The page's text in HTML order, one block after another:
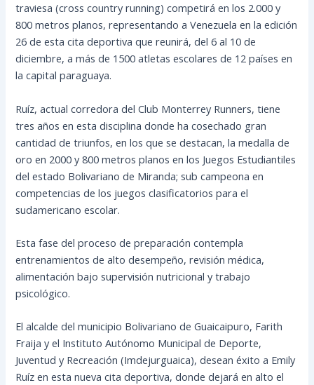
traviesa (cross country running)competirá en los 2.000 y
800 metros planos, representando a Venezuela en la edición
26 de esta cita deportiva que reunirá, del 6 al 10 de
diciembre, a más de 1500 atletas escolares de 12 países en
la capital paraguaya.
Ruíz, actual corredora del Club Monterrey Runners, tiene
tres años en esta disciplina donde ha cosechado gran
cantidad de triunfos, en los que se destacan, la medalla de
oro en 2000 y 800 metros planos en los Juegos Estudiantiles
del estado Bolivariano de Miranda; sub campeona en
competencias de los juegos clasificatorios para el
sudamericano escolar.
Esta fase del proceso de preparación contempla
entrenamientos de alto desempeño, revisión médica,
alimentación bajo supervisión nutricional y trabajo
psicológico.
El alcalde del municipio Bolivariano de Guaicaipuro, Farith
Fraija y el Instituto Autónomo Municipal de Deporte,
Juventud y Recreación (Imdejurguaica), desean éxito a Emily
Ruíz en esta nueva cita deportiva, donde dejará en alto el